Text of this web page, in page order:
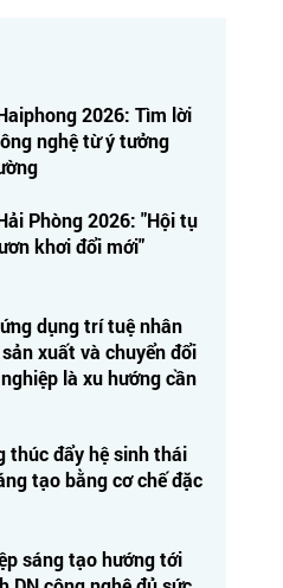
2026: Tìm lời
nghệ từ ý tưởng
Phòng 2026: "Hội tụ
khơi đổi mới"
dụng trí tuệ nhân
xuất và chuyển đổi
là xu hướng cần
thúc đẩy hệ sinh thái
tạo bằng cơ chế đặc
sáng tạo hướng tới